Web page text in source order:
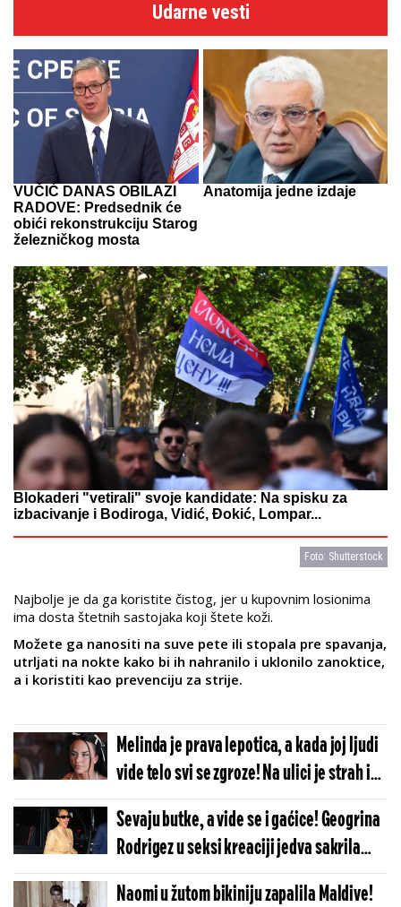
Foto: Shutterstock
Udarne vesti
VUČIĆ DANAS OBILAZI
RADOVE: Predsednik će
obići rekonstrukciju Starog
železničkog mosta
Anatomija jedne izdaje
Blokaderi "vetirali" svoje kandidate: Na spisku za
izbacivanje i Bodiroga, Vidić, Đokić, Lompar...
Najbolje je da ga koristite čistog, jer u kupovnim losionima
ima dosta štetnih sastojaka koji štete koži.
Možete ga nanositi na suve pete ili stopala pre spavanja,
utrljati na nokte kako bi ih nahranilo i uklonilo zanoktice,
a i koristiti kao prevenciju za strije.
Melinda je prava lepotica, a kada joj ljudi
vide telo svi se zgroze! Na ulici je strah i
trepet, niko ne sme da joj priđe (VIDEO)
Sevaju butke, a vide se i gaćice! Geogrina
Rodrigez u seksi kreaciji jedva sakrila
intimne delove (FOTO)
Naomi u žutom bikiniju zapalila Maldive!